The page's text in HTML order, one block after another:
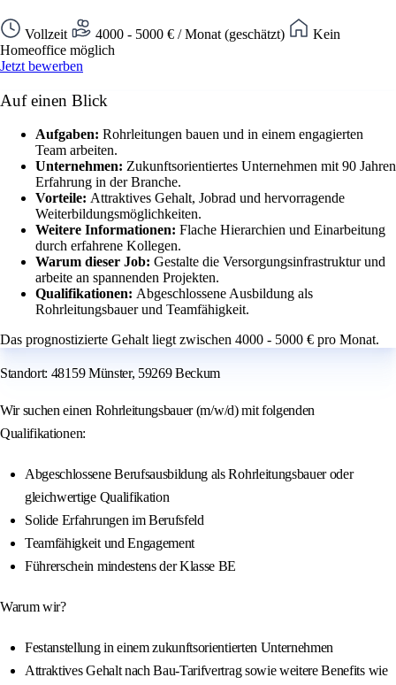
Vollzeit 4000 - 5000 € / Monat (geschätzt)
Kein
Homeoffice möglich
Jetzt bewerben
Auf einen Blick
Aufgaben: Rohrleitungen bauen und in einem engagierten
Team arbeiten.
Unternehmen: Zukunftsorientiertes Unternehmen mit 90 Jahren
Erfahrung in der Branche.
Vorteile: Attraktives Gehalt, Jobrad und hervorragende
Weiterbildungsmöglichkeiten.
Weitere Informationen: Flache Hierarchien und Einarbeitung
durch erfahrene Kollegen.
Warum dieser Job: Gestalte die Versorgungsinfrastruktur und
arbeite an spannenden Projekten.
Qualifikationen: Abgeschlossene Ausbildung als
Rohrleitungsbauer und Teamfähigkeit.
Das prognostizierte Gehalt liegt zwischen 4000 - 5000 € pro Monat.
Standort: 48159 Münster, 59269 Beckum
Wir suchen einen Rohrleitungsbauer (m/w/d) mit folgenden
Qualifikationen:
Abgeschlossene Berufsausbildung als Rohrleitungsbauer oder
gleichwertige Qualifikation
Solide Erfahrungen im Berufsfeld
Teamfähigkeit und Engagement
Führerschein mindestens der Klasse BE
Warum wir?
Festanstellung in einem zukunftsorientierten Unternehmen
Attraktives Gehalt nach Bau-Tarifvertrag sowie weitere Benefits wie